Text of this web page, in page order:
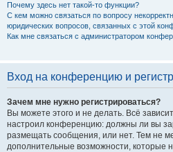
Почему здесь нет такой-то функции?
С кем можно связаться по вопросу
юридических вопросов, связанных с этой
Как мне связаться с администратором
Вход на конференцию и
Зачем мне нужно регистрироваться?
Вы можете этого и не делать. Всё
настроил конференцию: должны ли вы
размещать сообщения, или нет. Тем не
дополнительные возможности, которые